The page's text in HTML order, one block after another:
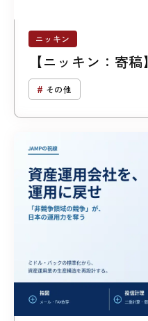
ニッキン
【ニッキン：寄
その他